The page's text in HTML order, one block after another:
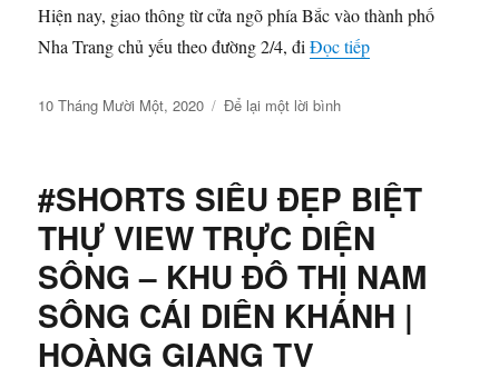
Hiện nay, giao thông từ cửa ngõ phía Bắc vào thành phố
Nha Trang chủ yếu theo đường 2/4, điĐọc tiếp“QUY HOẠCH
Đăng
10 Tháng Mười Một, 2020 Để lại một lời bìnhở
VÀNH
ĐAI
2
NHA
TRANG
KẾT
#SHORTS SIÊU ĐẸP BIỆT
THỰ VIEW TRỰC DIỆN
SÔNG – KHU ĐÔ THỊ NAM
SÔNG CÁI DIÊN KHÁNH |
HOÀNG GIANG TV